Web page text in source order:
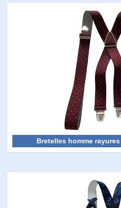
Bretelles homme